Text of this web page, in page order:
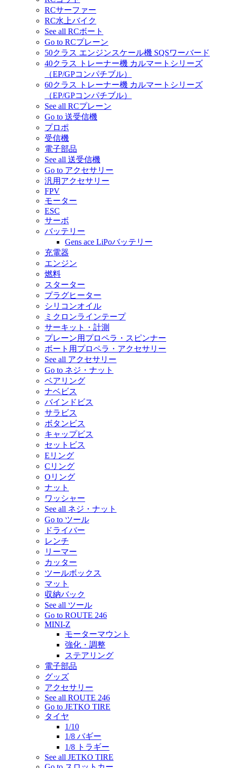
RCサーファー
RC水上バイク
See all RCボート
Go to RCプレーン
50クラス エンジンスケール機 SQSワーバード
40クラス トレーナー機 カルマートシリーズ
（EP/GPコンパチブル）
60クラス トレーナー機 カルマートシリーズ
（EP/GPコンパチブル）
See all RCプレーン
Go to 送受信機
プロポ
受信機
電子部品
See all 送受信機
Go to アクセサリー
汎用アクセサリー
FPV
モーター
ESC
サーボ
バッテリー
Gens ace LiPoバッテリー
充電器
エンジン
燃料
スターター
プラグヒーター
シリコンオイル
ミクロンラインテープ
サーキット・計測
プレーン用プロペラ・スピンナー
ボート用プロペラ・アクセサリー
See all アクセサリー
Go to ネジ・ナット
ベアリング
ナベビス
バインドビス
サラビス
ボタンビス
キャップビス
セットビス
Eリング
Cリング
Oリング
ナット
ワッシャー
See all ネジ・ナット
Go to ツール
ドライバー
レンチ
リーマー
カッター
ツールボックス
マット
収納バック
See all ツール
Go to ROUTE 246
MINI-Z
モーターマウント
強化・調整
ステアリング
電子部品
グッズ
アクセサリー
See all ROUTE 246
Go to JETKO TIRE
タイヤ
1/10
1/8 バギー
1/8 トラギー
See all JETKO TIRE